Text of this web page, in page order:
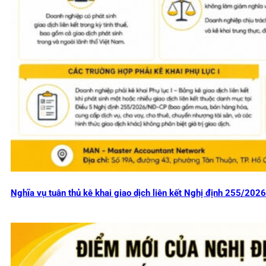
Nghĩa vụ tuân thủ kê khai giao dịch liên kết Nghị định 255/